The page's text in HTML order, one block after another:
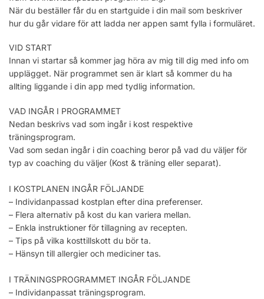
När du beställer får du en startguide i din mail som beskriver
hur du går vidare för att ladda ner appen samt fylla i formuläret.
VID START
Innan vi startar så kommer jag höra av mig till dig med info om
upplägget. När programmet sen är klart så kommer du ha
allting liggande i din app med tydlig information.
VAD INGÅR I PROGRAMMET
Nedan beskrivs vad som ingår i kost respektive
träningsprogram.
Vad som sedan ingår i din coaching beror på vad du väljer för
typ av coaching du väljer (Kost & träning eller separat).
I KOSTPLANEN INGÅR FÖLJANDE
– Individanpassad kostplan efter dina preferenser.
– Flera alternativ på kost du kan variera mellan.
– Enkla instruktioner för tillagning av recepten.
– Tips på vilka kosttillskott du bör ta.
– Hänsyn till allergier och mediciner tas.
I TRÄNINGSPROGRAMMET INGÅR FÖLJANDE
– Individanpassat träningsprogram.